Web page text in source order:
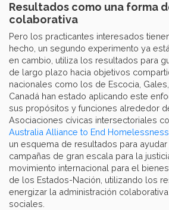
Resultados como una forma
colaborativa
Pero los practicantes interesados
hecho, un segundo experimento ya
en cambio, utiliza los resultados para
de largo plazo hacia objetivos
nacionales como los de Escocia,
Canadá han estado aplicando este
sus propósitos y funciones alrededor
Asociaciones cívicas intersectoriales
Australia Alliance to End Homelessness
un esquema de resultados para
campañas de gran escala para la
movimiento internacional para el
de los Estados-Nación, utilizando los
energizar la administración
sociales.